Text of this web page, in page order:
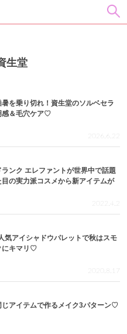
生堂
を乗り切れ！資生堂のソルベセラ
感＆毛穴ケア♡
2026.6.22
ンク エレファントが世界中で話題
の実力派コスメから新アイテムが
2022.4.2
気アイシャドウパレットで秋はスモ
にキマリ♡
2020.8.17
じアイテムで作るメイク3パターン♡